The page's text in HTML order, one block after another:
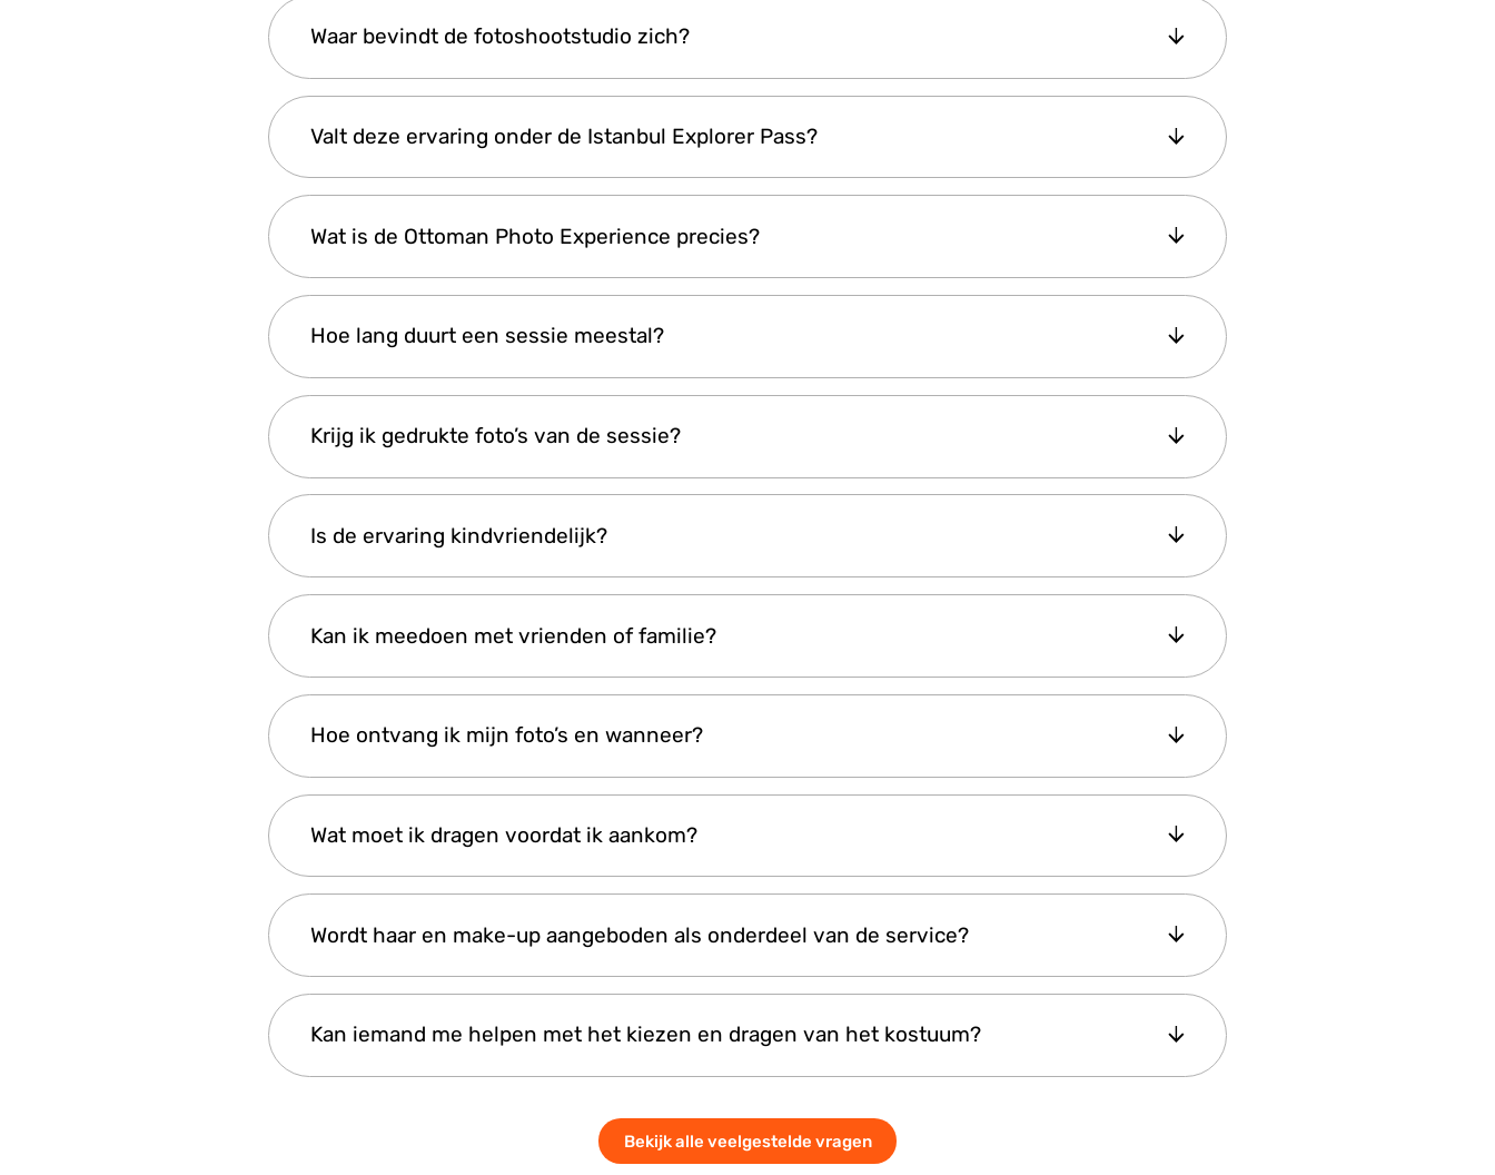
Waar bevindt de fotoshootstudio zich?
Sarnici), midden in het historische district van Istanbul, op loopafstand van
topbezienswaardigheden.
Valt deze ervaring onder de Istanbul Explorer Pass?
van kostuums, een fotoshoot met green screen en digitale levering van je bewerkte foto’s
allemaal worden aangeboden zonder extra kosten.
Wat is de Ottoman Photo Experience precies?
geïnspireerde kleding en deelneemt aan een professionele fotoshoot—met uitzicht op de Hagia
Sophia of in een digitaal verbeterde greenscreen-setting.
Hoe lang duurt een sessie meestal?
meestal ongeveer 20 tot 30 minuten.
Krijg ik gedrukte foto’s van de sessie?
te koop bij de studio, indien gewenst.
Is de ervaring kindvriendelijk?
zich aan te kleden in de levendige en kleurrijke outfits.
Kan ik meedoen met vrienden of familie?
gezamenlijke herinnering is voor koppels, gezinnen of vrienden.
Hoe ontvang ik mijn foto’s en wanneer?
gestuurd—meestal binnen een paar uur na je sessie.
Wat moet ik dragen voordat ik aankom?
het makkelijker maakt om in de gelaagde kostuums te passen.
Wordt haar en make-up aangeboden als onderdeel van de service?
zien als ze zichzelf van tevoren willen stylen.
Kan iemand me helpen met het kiezen en dragen van het kostuum?
Ja, het personeel begeleidt je bij het kiezen van je personage, helpt je bij het aantrekken van
het kostuum en geeft tijdens de fotoshoot poseertips.
Bekijk alle veelgestelde vragen